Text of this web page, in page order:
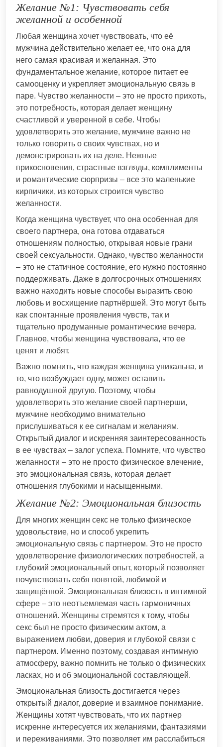
Желание №1: Чувствовать себя
желанной и особенной
Любая женщина хочет чувствовать, что её
мужчина действительно желает ее, что она для
него самая красивая и желанная. Это
фундаментальное желание, которое питает ее
самооценку и укрепляет эмоциональную связь в
паре. Чувство желанности – это не просто прихоть,
это потребность, которая делает женщину
счастливой и уверенной в себе. Чтобы
удовлетворить это желание, мужчине важно не
только говорить о своих чувствах, но и
демонстрировать их на деле. Нежные
прикосновения, страстные взгляды, комплименты
и романтические сюрпризы – все это маленькие
кирпичики, из которых строится чувство
желанности.
Когда женщина чувствует, что она особенная для
своего партнера, она готова отдаваться
отношениям полностью, открывая новые грани
своей сексуальности. Однако, чувство желанности
– это не статичное состояние, его нужно постоянно
поддерживать. Даже в долгосрочных отношениях
важно находить новые способы выразить свою
любовь и восхищение партнёршей. Это могут быть
как спонтанные проявления чувств, так и
тщательно продуманные романтические вечера.
Главное, чтобы женщина чувствовала, что ее
ценят и любят.
Важно помнить, что каждая женщина уникальна, и
то, что возбуждает одну, может оставить
равнодушной другую. Поэтому, чтобы
удовлетворить это желание своей партнерши,
мужчине необходимо внимательно
прислушиваться к ее сигналам и желаниям.
Открытый диалог и искренняя заинтересованность
в ее чувствах – залог успеха. Помните, что чувство
желанности – это не просто физическое влечение,
это эмоциональная связь, которая делает
отношения глубокими и насыщенными.
Желание №2: Эмоциональная близость
Для многих женщин секс не только физическое
удовольствие, но и способ укрепить
эмоциональную связь с партнером. Это не просто
удовлетворение физиологических потребностей, а
глубокий эмоциональный опыт, который позволяет
почувствовать себя понятой, любимой и
защищённой. Эмоциональная близость в интимной
сфере – это неотъемлемая часть гармоничных
отношений. Женщины стремятся к тому, чтобы
секс был не просто физическим актом, а
выражением любви, доверия и глубокой связи с
партнером. Именно поэтому, создавая интимную
атмосферу, важно помнить не только о физических
ласках, но и об эмоциональной составляющей.
Эмоциональная близость достигается через
открытый диалог, доверие и взаимное понимание.
Женщины хотят чувствовать, что их партнер
искренне интересуется их желаниями, фантазиями
и переживаниями. Это позволяет им расслабиться